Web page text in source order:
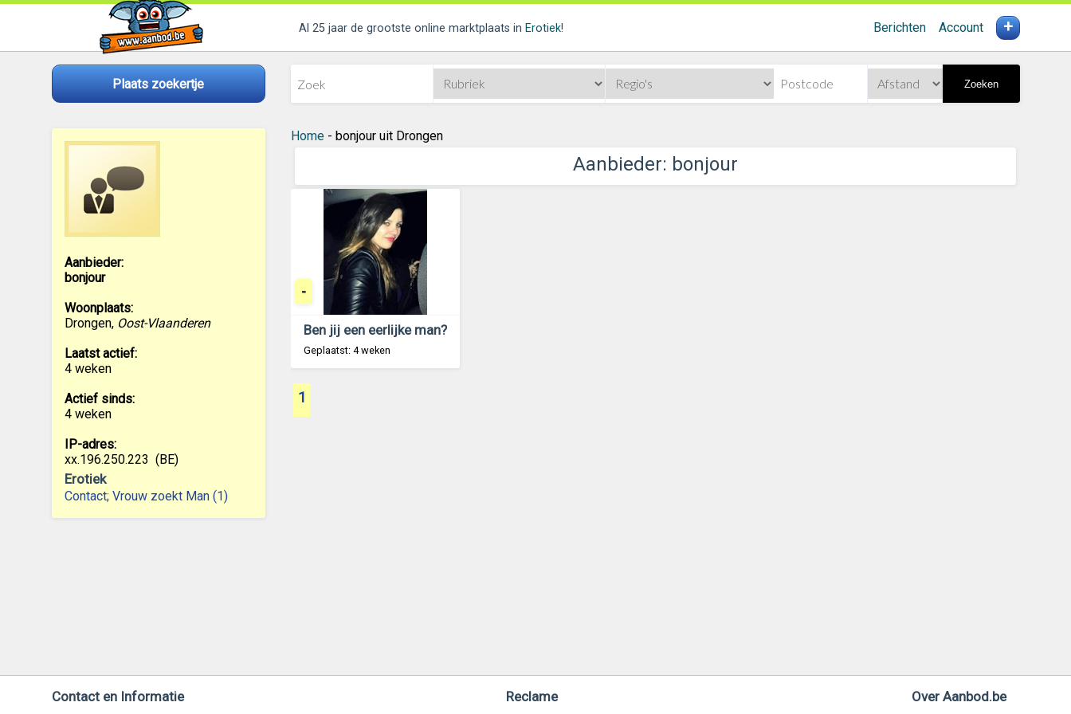
Al 25 jaar de grootste online marktplaats in Erotiek! Berichten Account +
Plaats zoekertje Zoeken
Aanbieder:
bonjour
Woonplaats:
Drongen, Oost-Vlaanderen
Laatst actief:
4 weken
Actief sinds:
4 weken
IP-adres:
xx.196.250.223 (BE)
Erotiek
Contact; Vrouw zoekt Man (1)
Home- bonjour uit Drongen
Aanbieder: bonjour
Ben jij een eerlijke man?
Geplaatst: 4 weken
-
1
Contact en Informatie Reclame Over Aanbod.be